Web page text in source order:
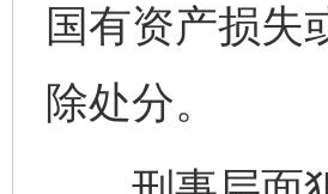
国有资产损失
除处分。